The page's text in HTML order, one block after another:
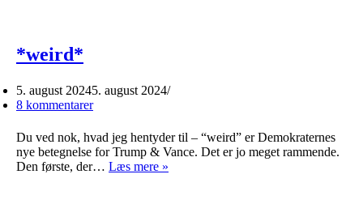
*weird*
5. august 20245. august 2024
8 kommentarer
Du ved nok, hvad jeg hentyder til – “weird” er Demokraternes
nye betegnelse for Trump & Vance. Det er jo meget rammende.
Den første, der… Læs mere »